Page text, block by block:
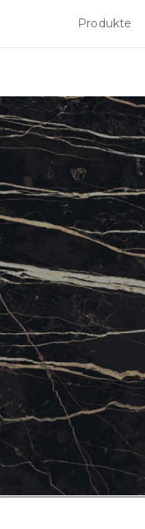
Produkte